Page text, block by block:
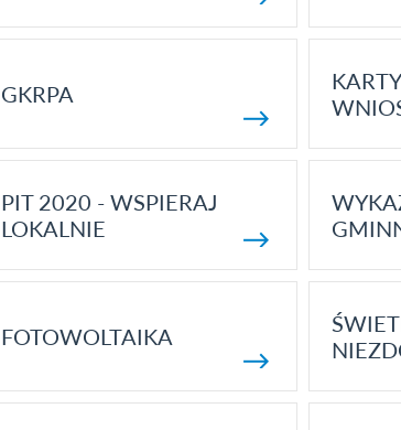
GKRPA
PIT 2020 - WSPIERAJ
LOKALNIE
FOTOWOLTAIKA